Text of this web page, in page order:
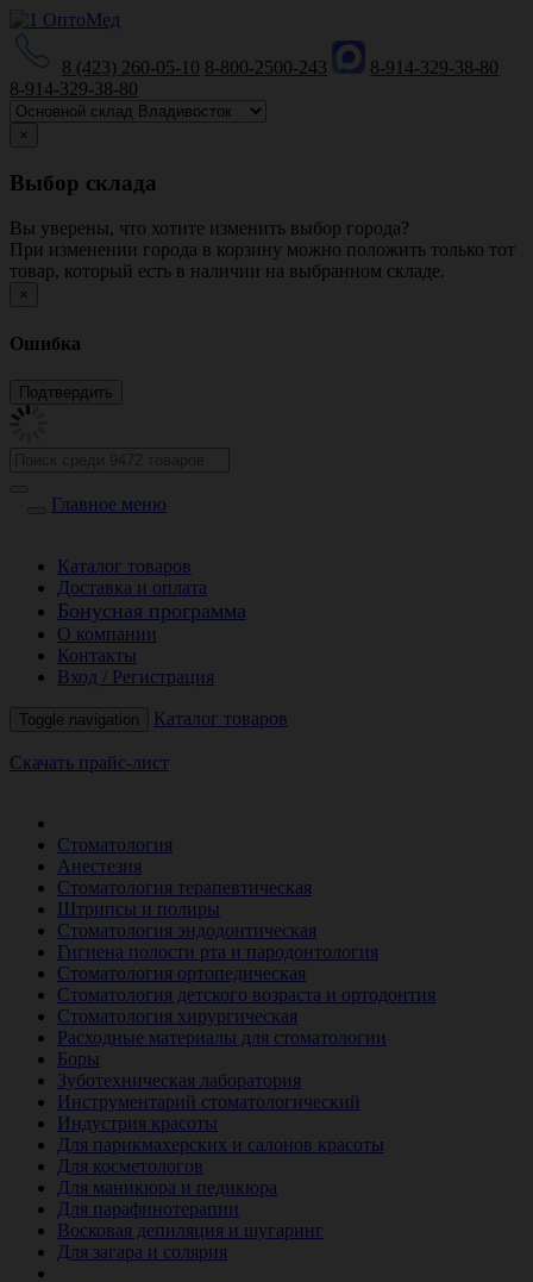
8 (423) 260-05-10 8-800-2500-243
8-914-329-38-80
8-914-329-38-80
×
Выбор склада
Вы уверены, что хотите изменить выбор города?
При изменении города в корзину можно положить только тот
товар, который есть в наличии на выбранном складе.
×
Ошибка
Главное меню
Каталог товаров
Доставка и оплата
Бонусная программа
О компании
Контакты
Вход / Регистрация
Toggle navigation Каталог товаров
Скачать прайс-лист
Стоматология
Анестезия
Стоматология терапевтическая
Штрипсы и полиры
Стоматология эндодонтическая
Гигиена полости рта и пародонтология
Стоматология ортопедическая
Стоматология детского возраста и ортодонтия
Стоматология хирургическая
Расходные материалы для стоматологии
Боры
Зуботехническая лаборатория
Инструментарий стоматологический
Индустрия красоты
Для парикмахерских и салонов красоты
Для косметологов
Для маникюра и педикюра
Для парафинотерапии
Восковая депиляция и шугаринг
Для загара и солярия